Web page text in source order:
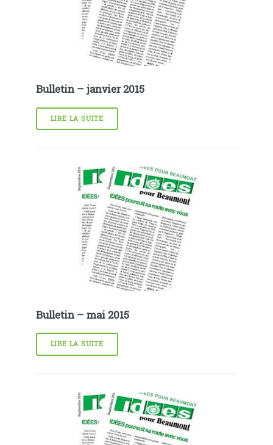
Bulletin – janvier 2015
LIRE LA SUITE
Bulletin – mai 2015
LIRE LA SUITE